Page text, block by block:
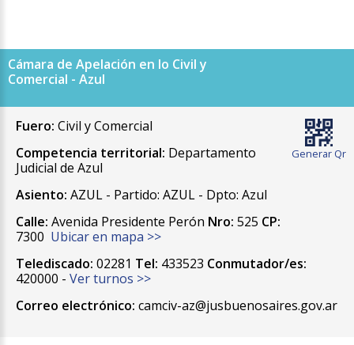
Cámara de Apelación en lo Civil y
Comercial - Azul
Generar Qr
Fuero: Civil y Comercial
Competencia territorial: Departamento
Judicial de Azul
Asiento: AZUL - Partido: AZUL - Dpto: Azul
Calle: Avenida Presidente Perón Nro: 525 CP:
7300 Ubicar en mapa >>
Telediscado: 02281 Tel: 433523 Conmutador/es:
420000 - Ver turnos >>
Correo electrónico: camciv-az@jusbuenosaires.gov.ar